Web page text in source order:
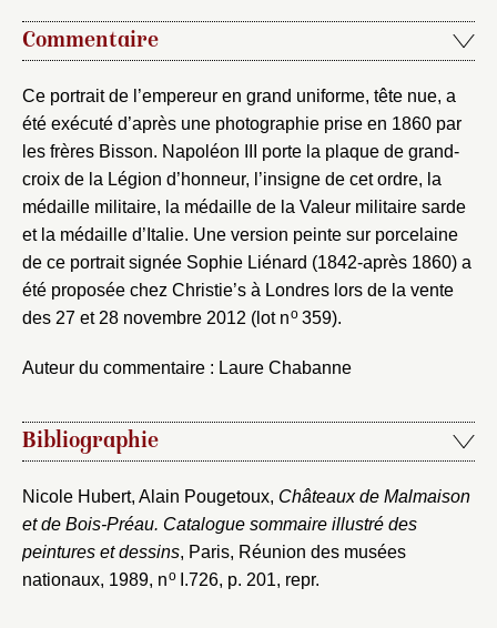
Commentaire
Ce portrait de l’empereur en grand uniforme, tête nue, a
été exécuté d’après une photographie prise en 1860 par
les frères Bisson. Napoléon III porte la plaque de grand-
croix de la Légion d’honneur, l’insigne de cet ordre, la
médaille militaire, la médaille de la Valeur militaire sarde
et la médaille d’Italie. Une version peinte sur porcelaine
de ce portrait signée Sophie Liénard (1842-après 1860) a
été proposée chez Christie’s à Londres lors de la vente
des 27 et 28 novembre 2012 (lot no359).
Auteur du commentaire : Laure Chabanne
Bibliographie
Nicole Hubert, Alain Pougetoux, Châteaux de Malmaison
et de Bois-Préau. Catalogue sommaire illustré des
peintures et dessins, Paris, Réunion des musées
nationaux, 1989, noI.726, p. 201, repr.
Créer et ajouter